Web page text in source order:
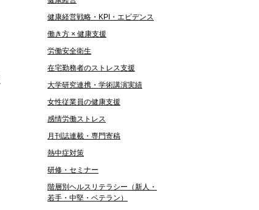
健康経営戦略・KPI・エビデンス
働き方 × 健康支援
労働安全衛生
在宅勤務者のストレス支援
大学研究連携・学術講演実績
女性従業員の健康支援
感情労働ストレス
月刊誌連載・専門寄稿
熱中症対策
研修・セミナー
階層別ヘルスリテラシー（新人・
若手・中堅・ベテラン）